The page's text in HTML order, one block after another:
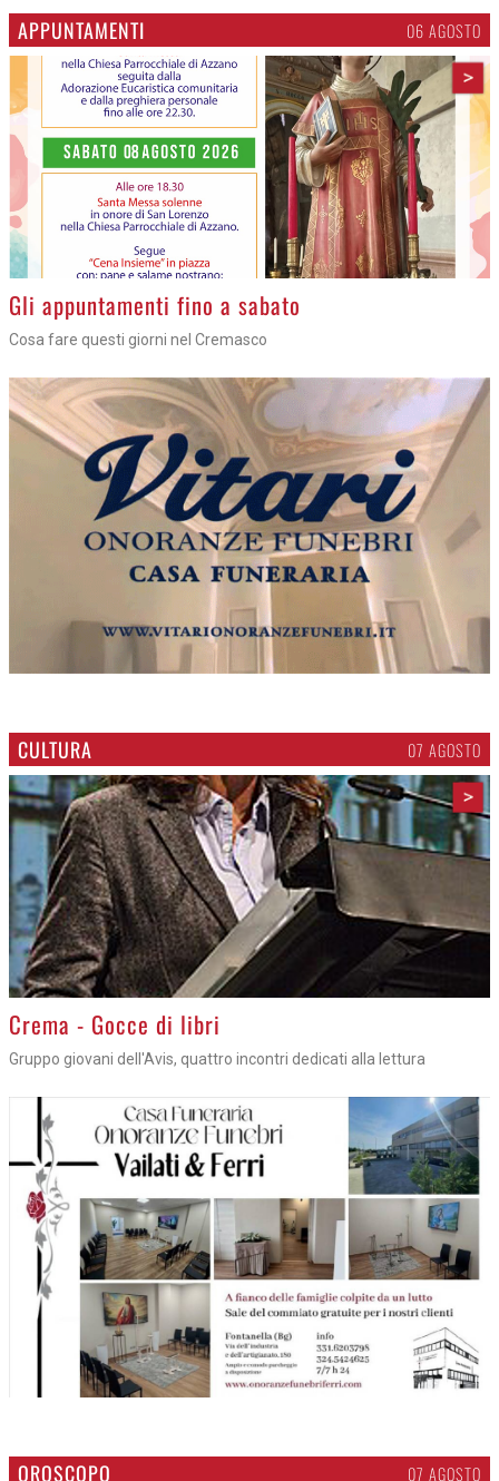
APPUNTAMENTI 06 AGOSTO
>
Gli appuntamenti fino a sabato
Cosa fare questi giorni nel Cremasco
CULTURA 07 AGOSTO
>
Crema - Gocce di libri
Gruppo giovani dell'Avis, quattro incontri dedicati alla lettura
OROSCOPO 07 AGOSTO